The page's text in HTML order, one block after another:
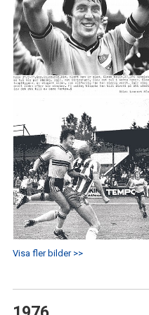
Visa fler bilder >>